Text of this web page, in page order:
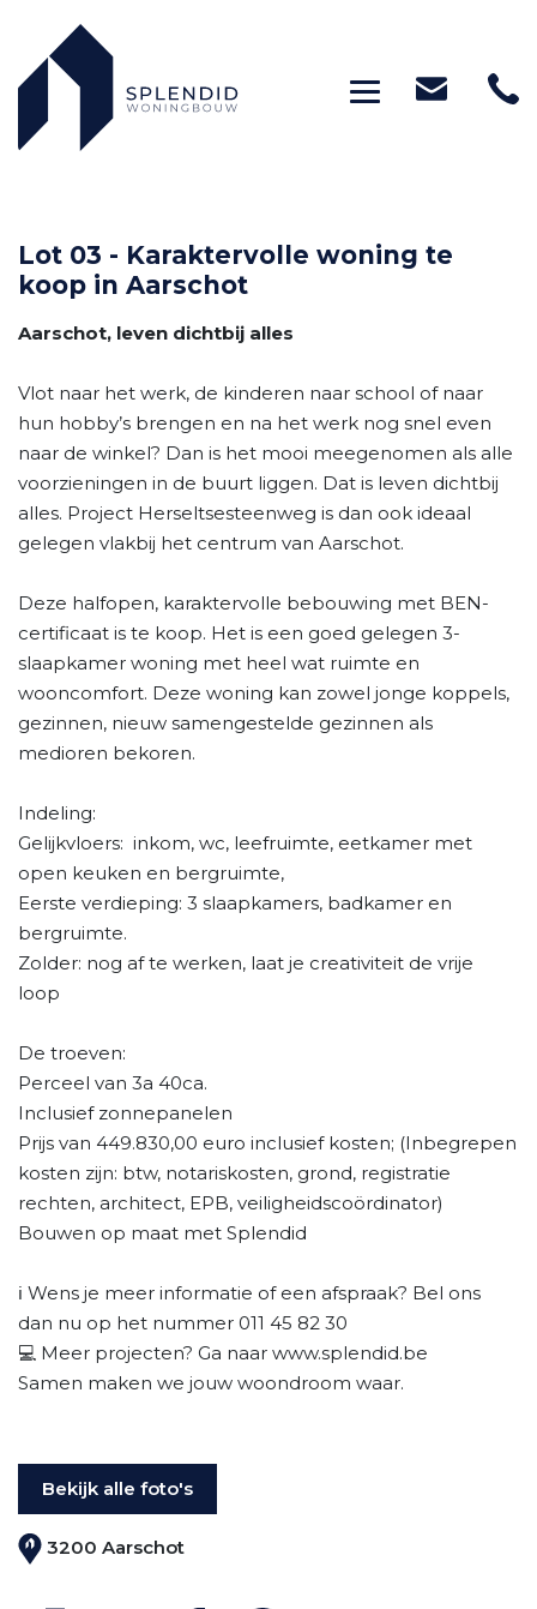
Toggle
Lot 03 - Karaktervolle woning te
koop in Aarschot
Aarschot, leven dichtbij alles
Vlot naar het werk, de kinderen naar school of naar
hun hobby’s brengen en na het werk nog snel even
naar de winkel? Dan is het mooi meegenomen als alle
voorzieningen in de buurt liggen. Dat is leven dichtbij
alles. Project Herseltsesteenweg is dan ook ideaal
gelegen vlakbij het centrum van Aarschot.
Deze halfopen, karaktervolle bebouwing met BEN-
certificaat is te koop. Het is een goed gelegen 3-
slaapkamer woning met heel wat ruimte en
wooncomfort. Deze woning kan zowel jonge koppels,
gezinnen, nieuw samengestelde gezinnen als
medioren bekoren.
Indeling:
Gelijkvloers: inkom, wc, leefruimte, eetkamer met
open keuken en bergruimte,
Eerste verdieping: 3 slaapkamers, badkamer en
bergruimte.
Zolder: nog af te werken, laat je creativiteit de vrije
loop
De troeven:
Perceel van 3a 40ca.
Inclusief zonnepanelen
Prijs van 449.830,00 euro inclusief kosten; (Inbegrepen
kosten zijn: btw, notariskosten, grond, registratie
rechten, architect, EPB, veiligheidscoördinator)
Bouwen op maat met Splendid
ℹ️ Wens je meer informatie of een afspraak? Bel ons
dan nu op het nummer 011 45 82 30
💻 Meer projecten? Ga naar www.splendid.be
Samen maken we jouw woondroom waar.
3200 Aarschot
Bekijk alle foto's